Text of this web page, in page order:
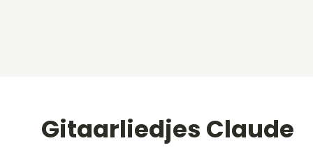
Gitaarliedjes Claude